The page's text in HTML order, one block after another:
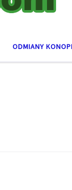
ODMIANY KONOPI